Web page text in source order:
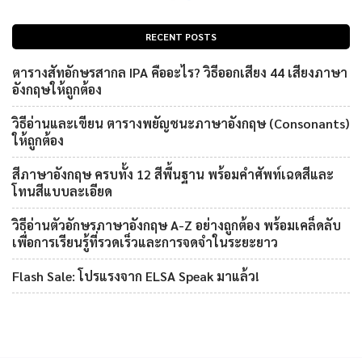
RECENT POSTS
ตารางสัทอักษรสากล IPA คืออะไร? วิธีออกเสียง 44 เสียงภาษา
อังกฤษให้ถูกต้อง
วิธีอ่านและเขียน ตารางพยัญชนะภาษาอังกฤษ (Consonants)
ให้ถูกต้อง
สีภาษาอังกฤษ ครบทั้ง 12 สีพื้นฐาน พร้อมคำศัพท์เฉดสีและ
โทนสีแบบละเอียด
วิธีอ่านตัวอักษรภาษาอังกฤษ A-Z อย่างถูกต้อง พร้อมเคล็ดลับ
เพื่อการเรียนรู้ที่รวดเร็วและการจดจำในระยะยาว
Flash Sale: โปรแรงจาก ELSA Speak มาแล้ว!